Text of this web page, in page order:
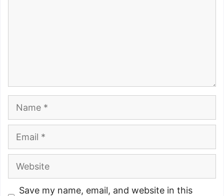
Website
Save my name, email, and website in this